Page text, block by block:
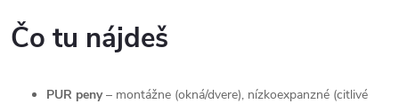
e
Čo tu nájdeš
PUR peny– montážne (okná/dvere), nízkoexpanzné (citlivé